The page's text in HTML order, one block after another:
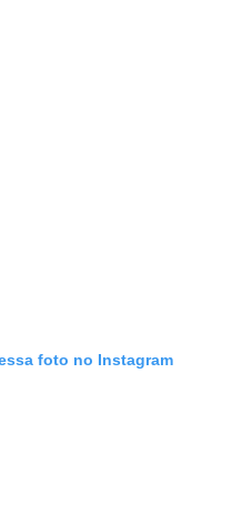
foto no Instagram